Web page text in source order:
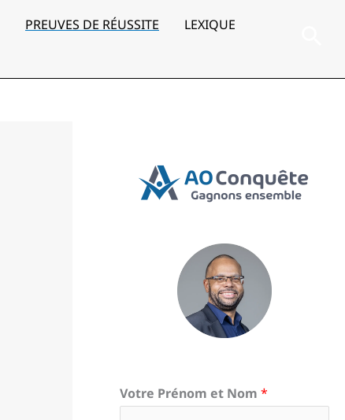
PREUVES DE RÉUSSITE
LEXIQUE
Votre Prénom et Nom *